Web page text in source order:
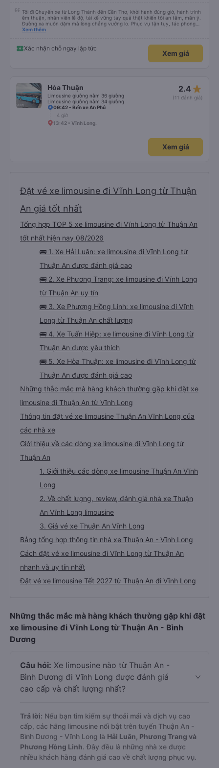
Tôi đi Chuyến xe từ Long Thành đến Cần Thơ, khởi hành đúng giờ, hành trình
êm thuận, nhân viên lễ độ, tài xế vững tay quả thật khiến tôi an tâm, mãn ý.
Đường xa muôn dặm mà lòng chẳng vướng lo. Phục vụ tận tụy, tác phong
nghiêm cẩn, hiếm thấy giữa thời buổi kim tiền vội vã. Xã hội loạn đạo. Xin gửi
Xem thêm
Xác nhận chỗ ngay lập tức
Xem giá
Hòa Thuận
Limousine giường nằm 36 giường
Limousine giường nằm 34 giường
2.4 star_rate
(11 đánh giá)
09:42 • Bến xe An Phú
4 giờ
13:42 • Vĩnh Long.
Xem giá
Đặt vé xe limousine đi Vĩnh Long từ Thuận
An giá tốt nhất
Tổng hợp TOP 5 xe limousine đi Vĩnh Long từ Thuận An
tốt nhất hiện nay 08/2026
🚌 1. Xe Hải Luân: xe limousine đi Vĩnh Long từ
Thuận An được đánh giá cao
🚌 2. Xe Phương Trang: xe limousine đi Vĩnh Long
từ Thuận An uy tín
🚌 3. Xe Phương Hồng Linh: xe limousine đi Vĩnh
Long từ Thuận An chất lượng
🚌 4. Xe Tuấn Hiệp: xe limousine đi Vĩnh Long từ
Thuận An được yêu thích
🚌 5. Xe Hòa Thuận: xe limousine đi Vĩnh Long từ
Thuận An được đánh giá cao
Những thắc mắc mà hàng khách thường gặp khi đặt xe
limousine đi Thuận An từ Vĩnh Long
Thông tin đặt vé xe limousine Thuận An Vĩnh Long của
các nhà xe
Giới thiệu về các dòng xe limousine đi Vĩnh Long từ
Thuận An
1. Giới thiệu các dòng xe limousine Thuận An Vĩnh
Long
2. Về chất lượng, review, đánh giá nhà xe Thuận
An Vĩnh Long limousine
3. Giá vé xe Thuận An Vĩnh Long
Bảng tổng hợp thông tin nhà xe Thuận An - Vĩnh Long
Cách đặt vé xe limousine đi Vĩnh Long từ Thuận An
nhanh và uy tín nhất
Đặt vé xe limousine Tết 2027 từ Thuận An đi Vĩnh Long
Những thắc mắc mà hàng khách thường gặp khi đặt
xe limousine đi Vĩnh Long từ Thuận An - Bình
Dương
Câu hỏi: Xe limousine nào từ Thuận An -
Bình Dương đi Vĩnh Long được đánh giá
cao cấp và chất lượng nhất?
Trả lời: Nếu bạn tìm kiếm sự thoải mái và dịch vụ cao
cấp, các hãng limousine nổi bật trên tuyến Thuận An -
Bình Dương - Vĩnh Long là Hải Luân, Phương Trang và
Phương Hồng Linh. Đây đều là những nhà xe được
nhiều khách hàng đánh giá cao về chất lượng phục vụ.